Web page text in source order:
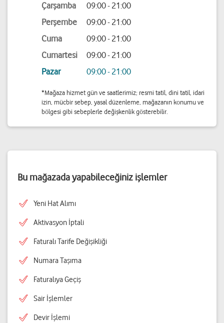
Çarşamba
09:00 - 21:00
Perşembe
09:00 - 21:00
Cuma
09:00 - 21:00
Cumartesi
09:00 - 21:00
Pazar
09:00 - 21:00
*Mağaza hizmet gün ve saatlerimiz; resmi tatil, dini tatil, idari
izin, mücbir sebep, yasal düzenleme, mağazanın konumu ve
bölgesi gibi sebeplerle değişkenlik gösterebilir.
Bu mağazada yapabileceğiniz işlemler
Yeni Hat Alımı
Aktivasyon İptali
Faturalı Tarife Değişikliği
Numara Taşıma
Faturalıya Geçiş
Sair İşlemler
Devir İşlemi